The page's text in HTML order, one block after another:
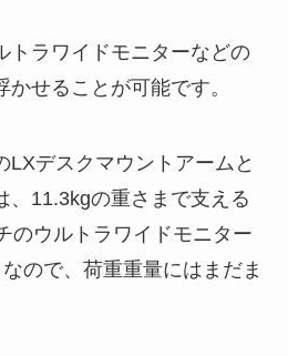
トラワイドモニターなどの
せることが可能です。
LXデスクマウントアームと
、11.3kgの重さまで支える
のウルトラワイドモニター
ので、荷重重量にはまだま